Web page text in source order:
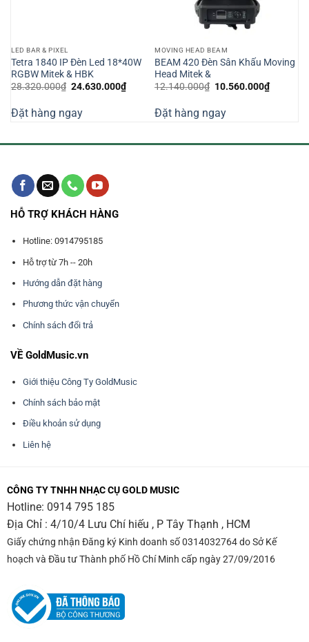
LED BAR & PIXEL
Tetra 1840 IP Đèn Led 18*40W
RGBW Mitek & HBK
28.320.000₫ Giá
28.320.000₫.
24.630.000₫Giá
hiện
24.630.000₫.
Đặt hàng ngay
MOVING HEAD BEAM
BEAM 420 Đèn Sân Khấu Moving
Head Mitek &
12.140.000₫ Giá
12.140.000₫.
10.560.000₫Giá
hiện
Đặt hàng ngay
HỖ TRỢ KHÁCH HÀNG
Hotline: 0914795185
Hỗ trợ từ 7h -- 20h
Hướng dẫn đặt hàng
Phương thức vận chuyển
Chính sách đổi trả
VỀ GoldMusic.vn
Giới thiệu Công Ty GoldMusic
Chính sách bảo mật
Điều khoản sử dụng
Liên hệ
CÔNG TY TNHH NHẠC CỤ GOLD MUSIC
Hotline: 0914 795 185
Địa Chỉ : 4/10/4 Lưu Chí hiếu , P Tây Thạnh , HCM
Giấy chứng nhận Đăng ký Kinh doanh số 0314032764 do Sở Kế
hoạch và Đầu tư Thành phố Hồ Chí Minh cấp ngày 27/09/2016